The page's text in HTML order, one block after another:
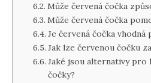
Může červená čočka
Může červená čočka
Je červená čočka
Jak lze červenou čočku
Jaké jsou alternativy pro
čočky?